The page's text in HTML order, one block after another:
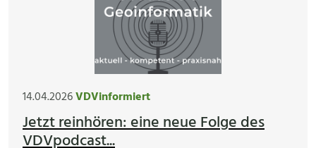
14.04.2026VDVinformiert
Jetzt reinhören: eine neue Folge des
VDVpodcast...